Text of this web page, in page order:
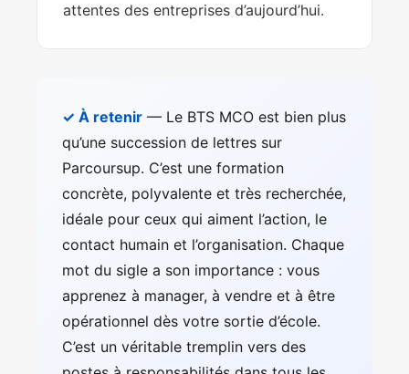
attentes des entreprises d’aujourd’hui.
✓ À retenir — Le BTS MCO est bien plus
qu’une succession de lettres sur
Parcoursup. C’est une formation
concrète, polyvalente et très recherchée,
idéale pour ceux qui aiment l’action, le
contact humain et l’organisation. Chaque
mot du sigle a son importance : vous
apprenez à manager, à vendre et à être
opérationnel dès votre sortie d’école.
C’est un véritable tremplin vers des